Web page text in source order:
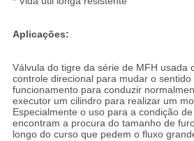
Aplicações:
Válvula do tigre da série de MFH usada
controle direcional para mudar o sentido
funcionamento para conduzir
executor um cilindro para realizar um
Especialmente o uso para a condição
encontram a procura do tamanho de
longo do curso que pedem o fluxo